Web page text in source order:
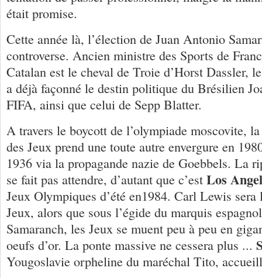
était promise.
Cette année là, l’élection de Juan Antonio
controverse. Ancien ministre des Sports de
Catalan est le cheval de Troie d’Horst Dassler,
a déjà façonné le destin politique du Brésilien
FIFA, ainsi que celui de Sepp Blatter.
A travers le boycott de l’olympiade moscovite,
des Jeux prend une toute autre envergure en
1936 via la propagande nazie de Goebbels. La
se fait pas attendre, d’autant que c’est Los
Jeux Olympiques d’été en1984. Carl Lewis sera
Jeux, alors que sous l’égide du marquis
Samaranch, les Jeux se muent peu à peu en
oeufs d’or. La ponte massive ne cessera plus ...
Yougoslavie orpheline du maréchal Tito,